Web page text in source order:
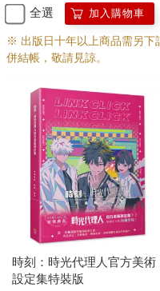
全選 加入購物車
※ 出版日十年以上商品需另下
併結帳，敬請見諒。
時刻：時光代理人官方美術
設定集特裝版